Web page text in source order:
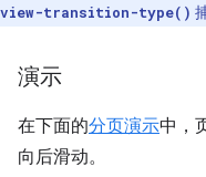
view-transition-type()
演示
在下面的分页演示中，
向后滑动。